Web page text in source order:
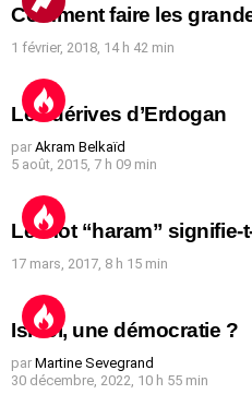
Comment faire les
1 février, 2018, 14 h 42 min
Les dérives d’Erdogan
par Akram Belkaïd
5 août, 2015, 7 h 09 min
Le mot “haram” signifie-
17 mars, 2017, 8 h 15 min
Israël, une démocratie ?
par Martine Sevegrand
30 décembre, 2022, 10 h 55 min